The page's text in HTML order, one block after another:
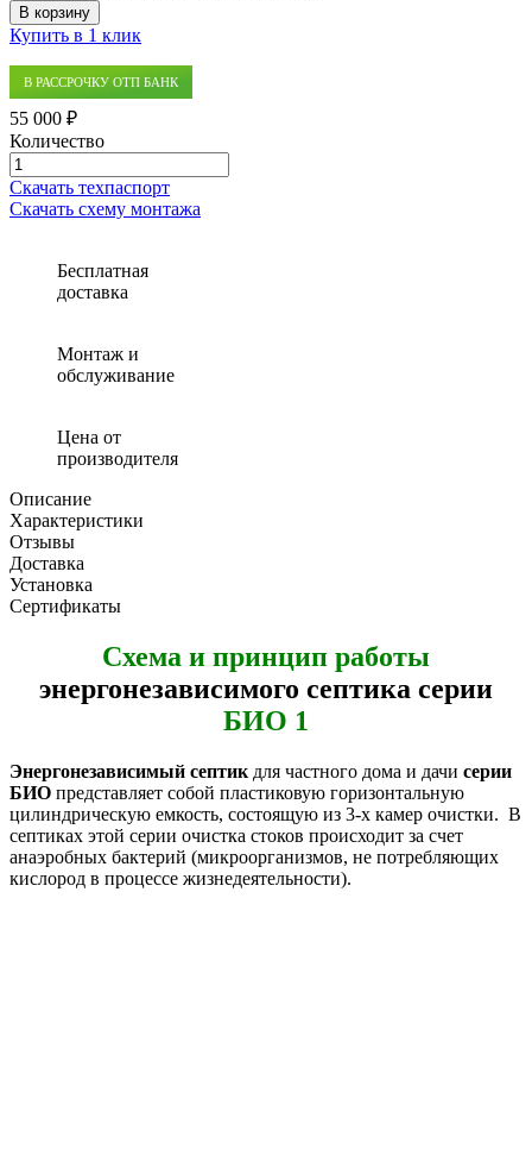
В корзину
Купить в 1 клик
В РАССРОЧКУ ОТП БАНК
55 000 ₽
Количество
Количество
товара
Септик
Скачать техпаспорт
Скачать схему монтажа
Бесплатная
доставка
Монтаж и
обслуживание
Цена от
производителя
Описание
Характеристики
Отзывы
Доставка
Установка
Сертификаты
Схема и принцип работы
энергонезависимого септика серии
БИО 1
Энергонезависимый септик для частного дома и дачи серии
БИО представляет собой пластиковую горизонтальную
цилиндрическую емкость, состоящую из 3-х камер очистки. В
септиках этой серии очистка стоков происходит за счет
анаэробных бактерий (микроорганизмов, не потребляющих
кислород в процессе жизнедеятельности).